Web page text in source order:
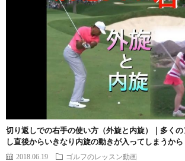
切り返しでの右手の使い方（外旋と内旋）｜多く
し直後からいきなり内旋の動きが入ってしまうから
2018.06.19 ゴルフのレッスン動画